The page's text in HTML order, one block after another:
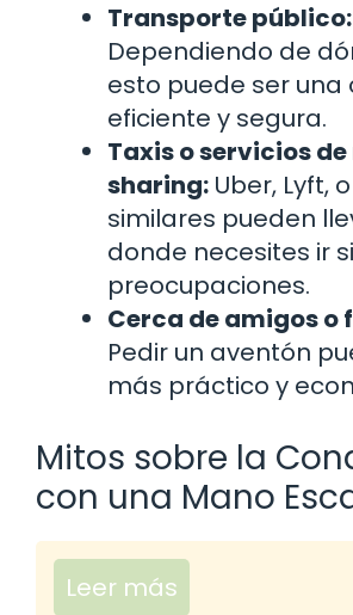
Transporte público:
Dependiendo de
esto puede ser una
eficiente y segura.
Taxis o servicios
sharing: Uber, Lyft,
similares pueden
donde necesites ir
preocupaciones.
Cerca de amigos o
Pedir un aventón
más práctico y
Mitos sobre la
con una Mano
Leer más